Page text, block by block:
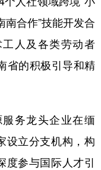
南合作”技能开发合
人及各类劳动者
省的积极引导和精
务龙头企业在缅
设立分支机构，构
度参与国际人才引